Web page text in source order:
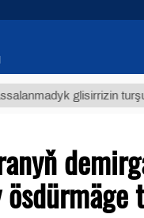
glisirrizin turşusy (t.)